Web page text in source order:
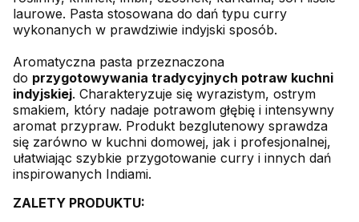
laurowe. Pasta stosowana do dań typu curry
wykonanych w prawdziwie indyjski sposób.
Aromatyczna pasta przeznaczona
do przygotowywania tradycyjnych potraw kuchni
indyjskiej. Charakteryzuje się wyrazistym, ostrym
smakiem, który nadaje potrawom głębię i intensywny
aromat przypraw. Produkt bezglutenowy sprawdza
się zarówno w kuchni domowej, jak i profesjonalnej,
ułatwiając szybkie przygotowanie curry i innych dań
inspirowanych Indiami.
ZALETY PRODUKTU: